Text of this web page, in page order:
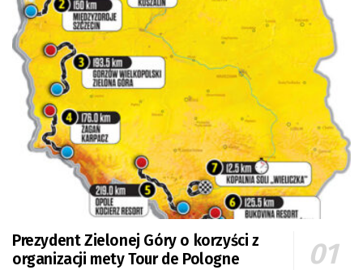
Prezydent Zielonej Góry o korzyści z
organizacji mety Tour de Pologne